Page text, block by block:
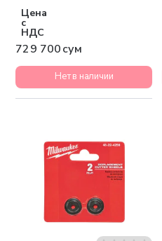
Цена
с
НДС
729 700 сум
Нет в наличии